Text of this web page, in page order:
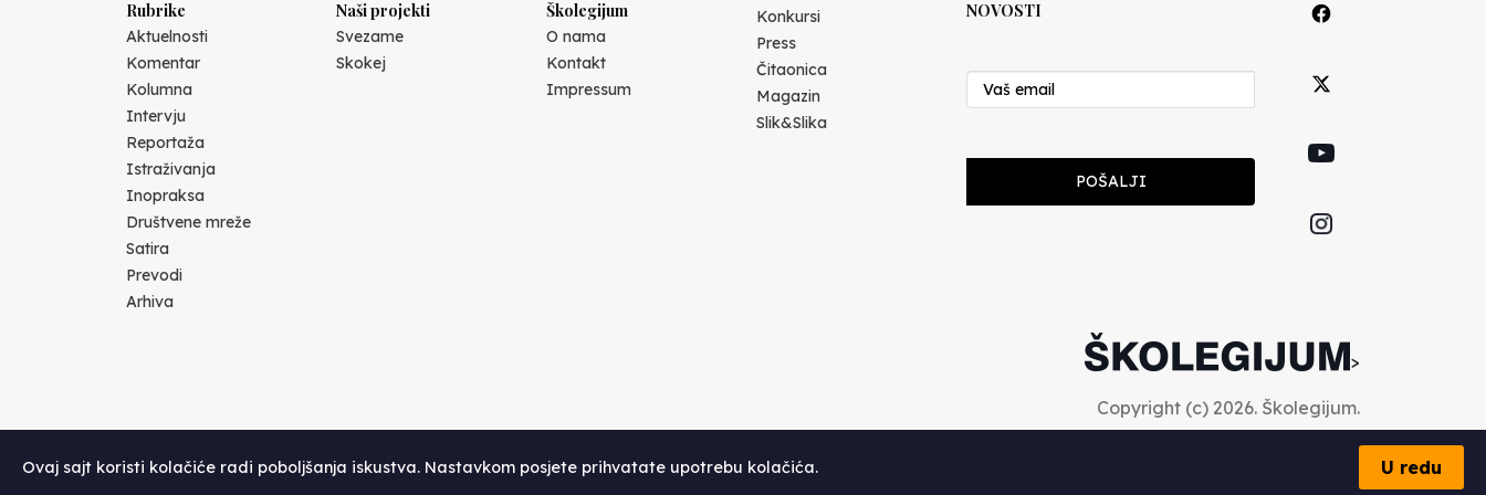
Rubrike
Aktuelnosti
Komentar
Kolumna
Intervju
Reportaža
Istraživanja
Inopraksa
Društvene mreže
Satira
Prevodi
Arhiva
Naši projekti
Svezame
Skokej
Školegijum
O nama
Kontakt
Impressum
Konkursi
Press
Čitaonica
Magazin
Slik&Slika
NOVOSTI
POŠALJI
>
Copyright (c) 2026. Školegijum.
Ovaj sajt koristi kolačiće radi poboljšanja iskustva. Nastavkom posjete prihvatate upotrebu kolačića. U redu